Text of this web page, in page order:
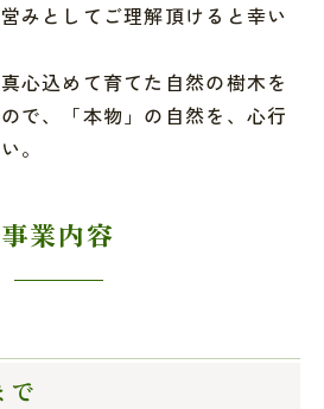
みとしてご理解頂けると幸い
心込めて育てた自然の樹木を
で、「本物」の自然を、心行
。
事業内容
で